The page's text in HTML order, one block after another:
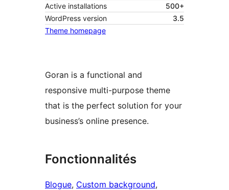
Active installations
500+
WordPress version
3.5
Theme homepage
Goran is a functional and
responsive multi-purpose theme
that is the perfect solution for your
business’s online presence.
Fonctionnalités
Blogue, Custom background